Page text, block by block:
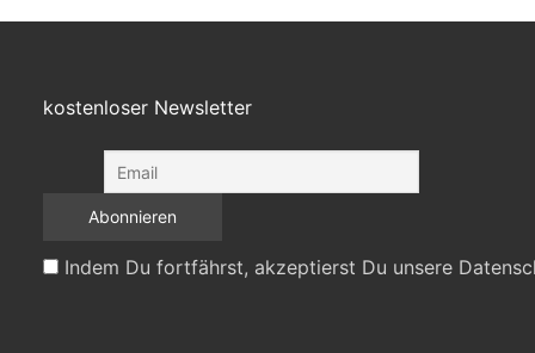
kostenloser Newsletter
Indem Du fortfährst, akzeptierst Du unsere